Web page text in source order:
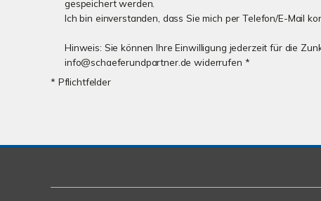
gespeichert werden.
Ich bin einverstanden, dass Sie mich per Telefon/E-Mail
Hinweis: Sie können Ihre Einwilligung jederzeit für die
info@schaeferundpartner.de widerrufen *
* Pflichtfelder